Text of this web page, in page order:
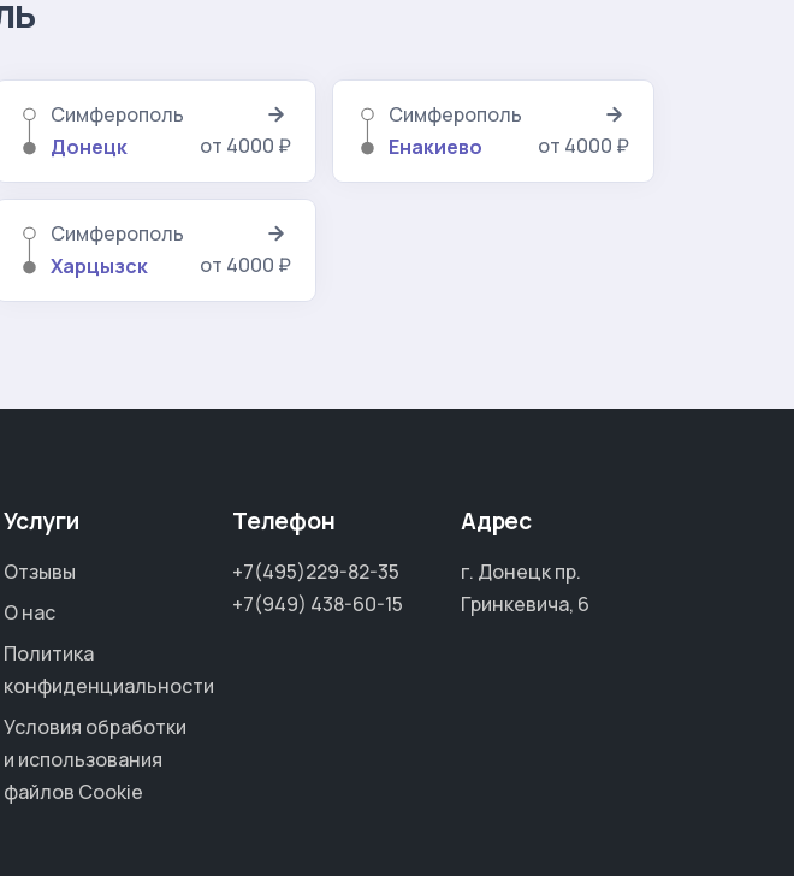
Симферополь
Донецк
от 4000 ₽
Симферополь
Енакиево
от 4000 ₽
Симферополь
Харцызск
от 4000 ₽
Услуги
Отзывы
О нас
Политика
конфиденциальности
Условия обработки
и использования
файлов Cookie
Телефон
+7(495)229-82-35
+7(949) 438-60-15
Адрес
г. Донецк пр.
Гринкевича, 6